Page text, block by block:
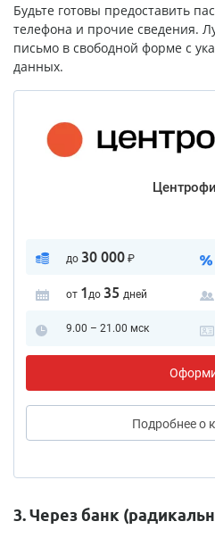
Будьте готовы предоставить
телефона и прочие сведения.
письмо в свободной форме с
данных.
до 30 000₽
от 1до 35 дней
9.00 – 21.00 мск
Подробнеео
3. Через банк